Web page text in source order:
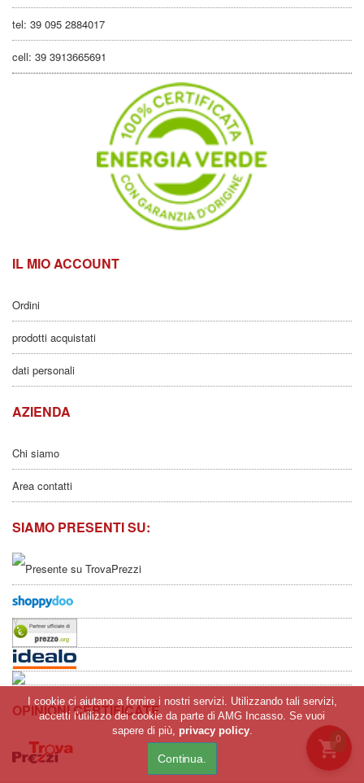
0
tel: 39 095 2884017
cell: 39 3913665691
IL MIO ACCOUNT
Ordini
prodotti acquistati
dati personali
AZIENDA
Chi siamo
Area contatti
SIAMO PRESENTI SU:
OPINIONI CERTIFICATE
I cookie ci aiutano a fornire i nostri servizi. Utilizzando tali servizi,
accetti l'utilizzo dei cookie da parte di AMG Incasso. Se vuoi
sapere di più, privacy policy.